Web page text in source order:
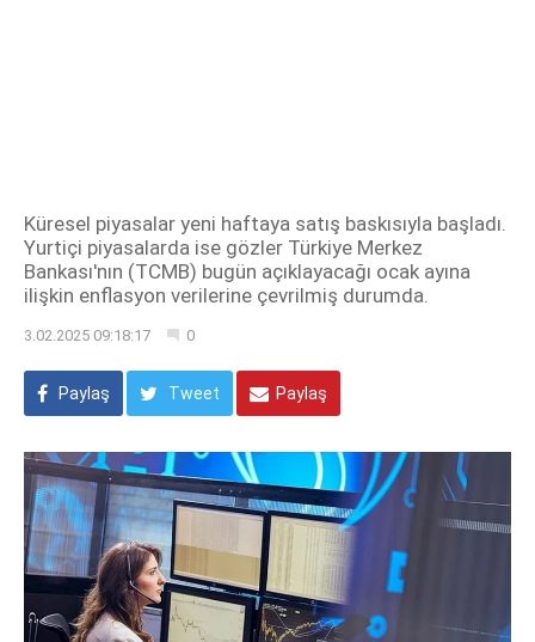
Küresel piyasalar yeni haftaya satış baskısıyla başladı.
Yurtiçi piyasalarda ise gözler Türkiye Merkez
Bankası'nın (TCMB) bugün açıklayacağı ocak ayına
ilişkin enflasyon verilerine çevrilmiş durumda.
3.02.2025 09:18:17 0
Paylaş Tweet Paylaş